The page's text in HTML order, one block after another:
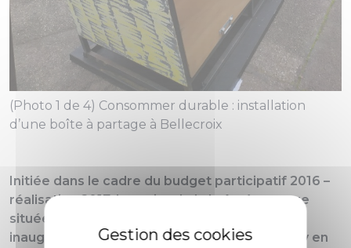
(Photo 1 de 4) Consommer durable : installation
d’une boîte à partage à Bellecroix
Initiée dans le cadre du budget participatif 2016 –
réalisation 2017, le projet de la boîte à partage
située à Bellecroix se concrétise ! Elle a été
inaugurée vendredi 5 avril, au 4 rue de Stoxey en